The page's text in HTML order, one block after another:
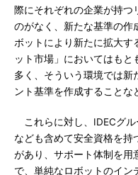
際にそれぞれの企業が持つ
のがなく、新たな基準の作
ボットにより新たに拡大す
ット市場」においてはもと
多く、そういう環境では新
ント基準を作成することな
これらに対し、IDECグ
なども含めて安全資格を持
があり、サポート体制を用
で、単純なロボットのイン